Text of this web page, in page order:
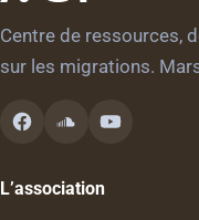
Centre de ressources,
sur les migrations.
L’association